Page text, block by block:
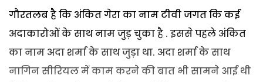
गौरतलब है कि अंकित गेरा का नाम टीवी जगत कि कई
अदाकारोओं के साथ नाम जुड़ चुका है . इससे पहले अंकित
का नाम अदा शर्मा के साथ जुड़ा था. अदा शर्मा के साथ
नागिन सीरियल में काम करने की बात भी सामने आई थी